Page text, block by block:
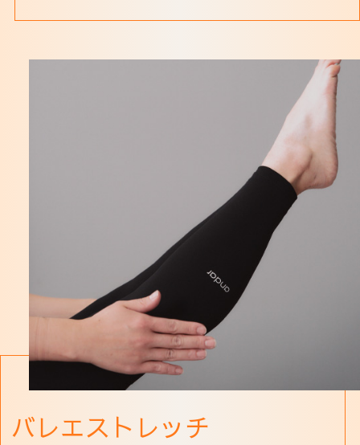
バレエストレッチ